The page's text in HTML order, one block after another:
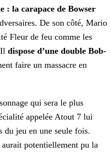
: la carapace de Bowser
De son côté, Mario
Fleur de feu comme les
dispose d’une double Bob-
faire un massacre en
qui sera le plus
appelée Atout 7 lui
du jeu en une seule fois.
potentiellement pu la